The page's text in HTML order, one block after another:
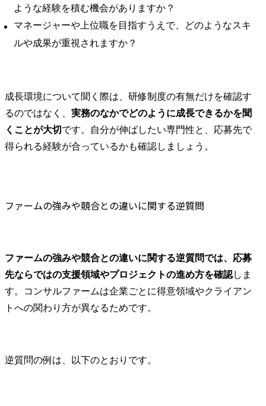
ような経験を積む機会がありますか？
マネージャーや上位職を目指すうえで、どのようなスキ
ルや成果が重視されますか？
成長環境について聞く際は、研修制度の有無だけを確認す
るのではなく、 実務のなかでどのように成長できるかを聞
くことが大切です。自分が伸ばしたい専門性と、応募先で
得られる経験が合っているかも確認しましょう。
ファームの強みや競合との違いに関する逆質問
ファームの強みや競合との違いに関する逆質問では、応募
先ならではの支援領域やプロジェクトの進め方を確認しま
す。コンサルファームは企業ごとに得意領域やクライアン
トへの関わり方が異なるためです。
逆質問の例は、以下のとおりです。